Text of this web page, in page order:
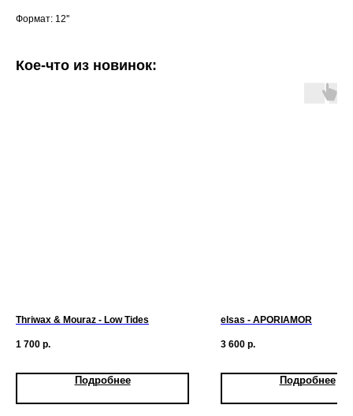
Формат: 12''
Кое-что из новинок:
Thriwax & Mouraz - Low Tides
1 700 р.
Подробнее
elsas - APORIAMOR
3 600 р.
Подробнее